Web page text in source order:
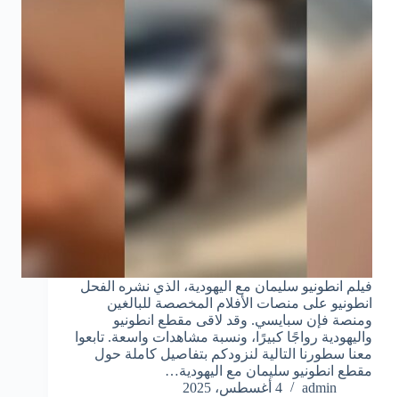
فيلم انطونيو سليمان مع اليهودية، الذي نشره الفحل
انطونيو على منصات الأفلام المخصصة للبالغين
ومنصة فإن سبايسي. وقد لاقى مقطع انطونيو
واليهودية رواجًا كبيرًا، ونسبة مشاهدات واسعة. تابعوا
معنا سطورنا التالية لنزودكم بتفاصيل كاملة حول
مقطع انطونيو سليمان مع اليهودية…
admin
4 أغسطس، 2025